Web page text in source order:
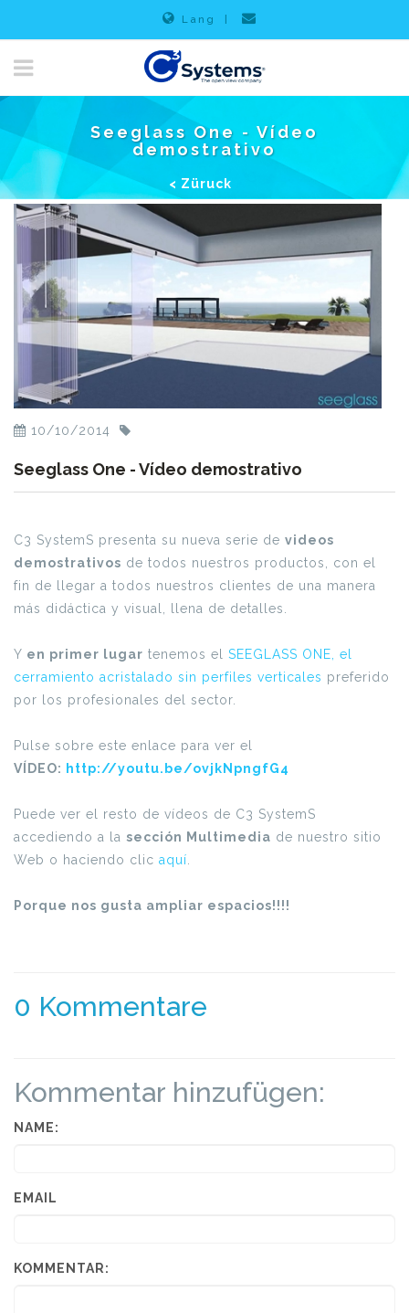
Lang
Seeglass One - Vídeo
demostrativo
< Züruck
10/10/2014
Seeglass One - Vídeo demostrativo
C3 SystemS presenta su nueva serie de videos
demostrativos de todos nuestros productos, con el
fin de llegar a todos nuestros clientes de una manera
más didáctica y visual, llena de detalles.
Y en primer lugar tenemos el SEEGLASS ONE, el
cerramiento acristalado sin perfiles verticales preferido
por los profesionales del sector.
Pulse sobre este enlace para ver el
VÍDEO: http://youtu.be/ovjkNpngfG4
Puede ver el resto de vídeos de C3 SystemS
accediendo a la sección Multimedia de nuestro sitio
Web o haciendo clic aquí
Porque nos gusta ampliar espacios!!!!
0 Kommentare
Kommentar hinzufügen:
NAME:
EMAIL
KOMMENTAR: